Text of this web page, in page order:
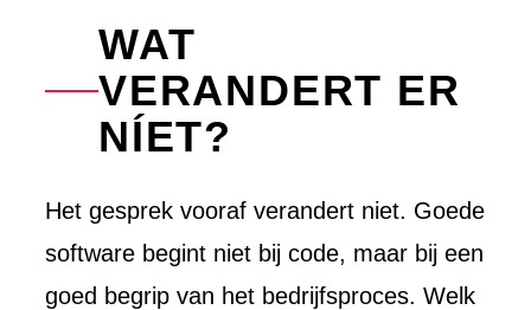
WAT
VERANDERT ER
NÍET?
Het gesprek vooraf verandert niet. Goede
software begint niet bij code, maar bij een
goed begrip van het bedrijfsproces. Welk